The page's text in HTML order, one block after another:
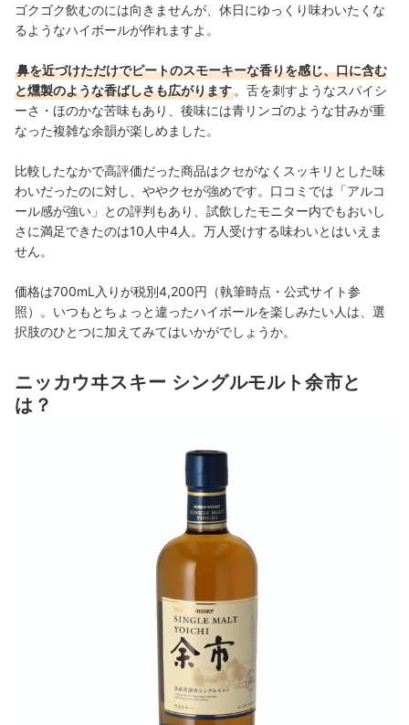
ゴクゴク飲むのには向きませんが、休日にゆっくり味わいたくな
るようなハイボールが作れますよ。
鼻を近づけただけでピートのスモーキーな香りを感じ、口に含む
と燻製のような香ばしさも広がります 。舌を刺すようなスパイシ
ーさ・ほのかな苦味もあり、後味には青リンゴのような甘みが重
なった複雑な余韻が楽しめました。
比較したなかで高評価だった商品はクセがなくスッキリとした味
わいだったのに対し、ややクセが強めです。口コミでは「アルコ
ール感が強い」との評判もあり、試飲したモニター内でもおいし
さに満足できたのは10人中4人。万人受けする味わいとはいえま
せん。
価格は700mL入りが税別4,200円（執筆時点・公式サイト参
照）。いつもとちょっと違ったハイボールを楽しみたい人は、選
択肢のひとつに加えてみてはいかがでしょうか。
ニッカウヰスキー シングルモルト余市と
は？